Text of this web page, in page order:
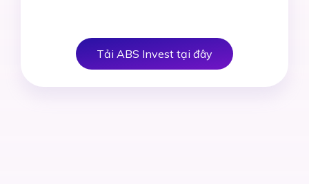
Tải ABS Invest tại đây